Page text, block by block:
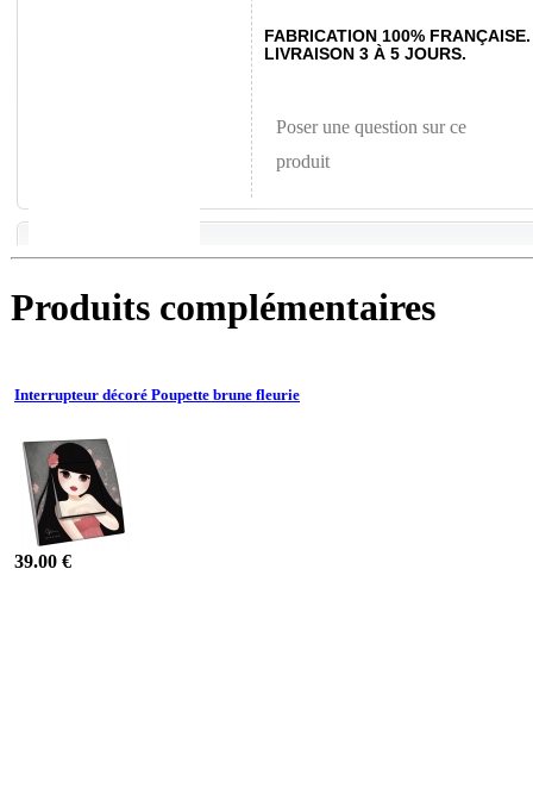
FABRICATION 100% FRANÇAISE.
LIVRAISON 3 À 5 JOURS.
Poser une question sur ce
produit
Produits complémentaires
Interrupteur décoré Poupette brune fleurie
39.00 €